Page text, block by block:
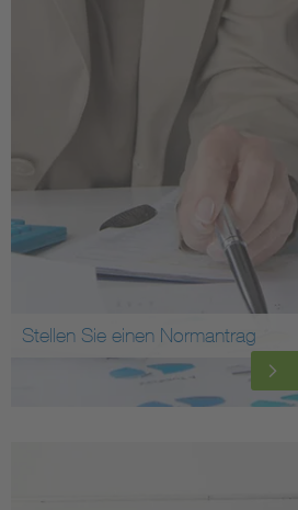
Stellen Sie einen Normantrag